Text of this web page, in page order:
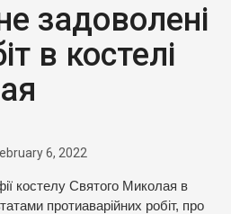
задоволені
в костелі
6, 2022
костелу Святого Миколая в
протиаварійних робіт, про